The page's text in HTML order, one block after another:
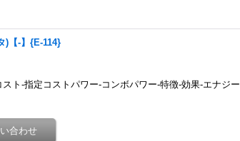
)【-】{E-114}
ト-指定コストパワー-コンボパワー-特徴-効果-エナジー